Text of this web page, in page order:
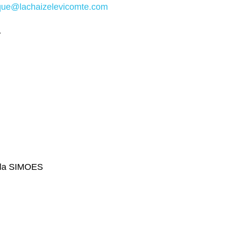
SIMOES